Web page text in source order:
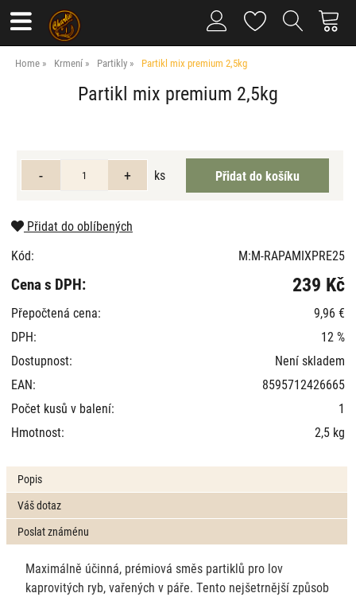
Home Krmení Partikly Partikl mix premium 2,5kg
Partikl mix premium 2,5kg
ks
Přidat do oblíbených
Kód:
M:M-RAPAMIXPRE25
Cena s DPH: 239 Kč
Přepočtená cena:
9,96 €
DPH:
12 %
Dostupnost:
Není skladem
EAN:
8595712426665
Počet kusů v balení:
1
Hmotnost:
2,5 kg
Popis
Váš dotaz
Poslat známénu
Maximálně účinná, prémiová směs partiklů pro lov
kaprovitých ryb, vařených v páře. Tento nejšetrnější způsob